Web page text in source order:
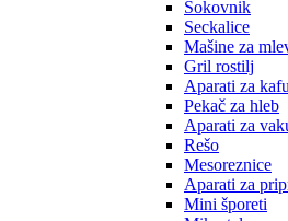
Sokovnik
Seckalice
Mašine za
Gril rostilj
Aparati za kafu
Pekač za hleb
Aparati za
Rešo
Mesoreznice
Aparati za
Mini šporeti